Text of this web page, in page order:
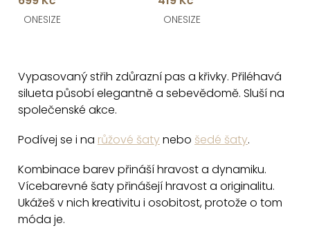
ONESIZE ONESIZE
v
l
á
a
í
p
r
Vypasovaný střih zdůrazní pas a křivky. Přiléhavá
silueta působí elegantně a sebevědomě. Sluší na
společenské akce.
Podívej se i na růžové šatynebo šedé šaty.
Kombinace barev přináší hravost a dynamiku.
Vícebarevné šaty přinášejí hravost a originalitu.
Ukážeš v nich kreativitu i osobitost, protože o tom
móda je.